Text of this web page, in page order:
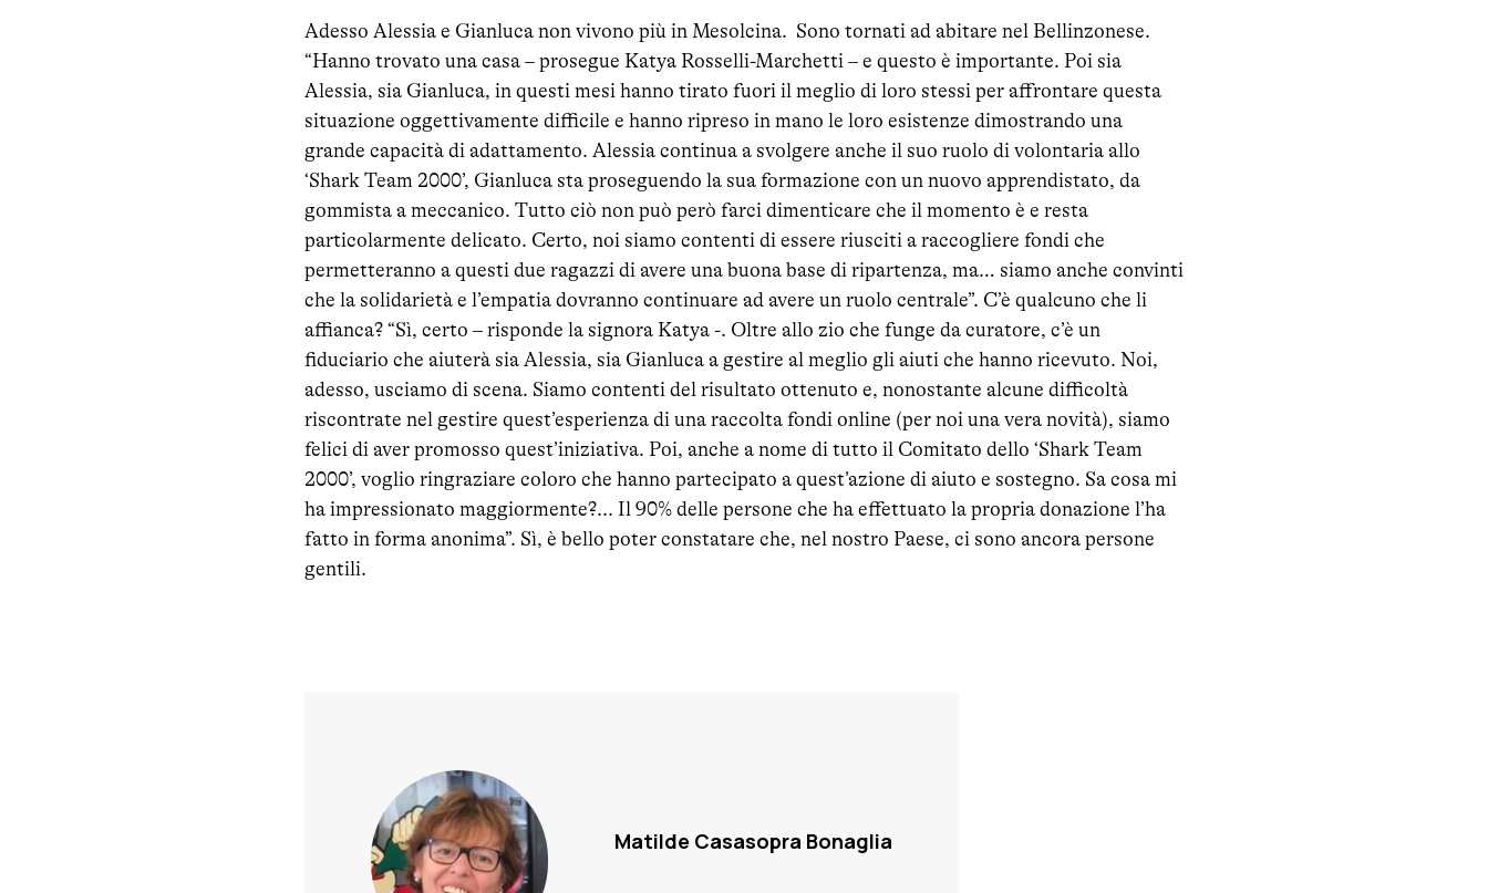
Adesso Alessia e Gianluca non vivono più in Mesolcina. Sono tornati ad abitare nel Bellinzonese.
“Hanno trovato una casa – prosegue Katya Rosselli-Marchetti – e questo è importante. Poi sia
Alessia, sia Gianluca, in questi mesi hanno tirato fuori il meglio di loro stessi per affrontare questa
situazione oggettivamente difficile e hanno ripreso in mano le loro esistenze dimostrando una
grande capacità di adattamento. Alessia continua a svolgere anche il suo ruolo di volontaria allo
‘Shark Team 2000’, Gianluca sta proseguendo la sua formazione con un nuovo apprendistato, da
gommista a meccanico. Tutto ciò non può però farci dimenticare che il momento è e resta
particolarmente delicato. Certo, noi siamo contenti di essere riusciti a raccogliere fondi che
permetteranno a questi due ragazzi di avere una buona base di ripartenza, ma… siamo anche convinti
che la solidarietà e l’empatia dovranno continuare ad avere un ruolo centrale”. C’è qualcuno che li
affianca? “Sì, certo – risponde la signora Katya -. Oltre allo zio che funge da curatore, c’è un
fiduciario che aiuterà sia Alessia, sia Gianluca a gestire al meglio gli aiuti che hanno ricevuto. Noi,
adesso, usciamo di scena. Siamo contenti del risultato ottenuto e, nonostante alcune difficoltà
riscontrate nel gestire quest’esperienza di una raccolta fondi online (per noi una vera novità), siamo
felici di aver promosso quest’iniziativa. Poi, anche a nome di tutto il Comitato dello ‘Shark Team
2000’, voglio ringraziare coloro che hanno partecipato a quest’azione di aiuto e sostegno. Sa cosa mi
ha impressionato maggiormente?... Il 90% delle persone che ha effettuato la propria donazione l’ha
fatto in forma anonima”. Sì, è bello poter constatare che, nel nostro Paese, ci sono ancora persone
gentili.
Matilde Casasopra Bonaglia